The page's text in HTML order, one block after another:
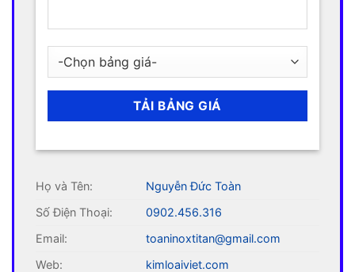
Họ và Tên:
Nguyễn Đức Toàn
Số Điện Thoại:
0902.456.316
Email:
toaninoxtitan@gmail.com
Web:
kimloaiviet.com